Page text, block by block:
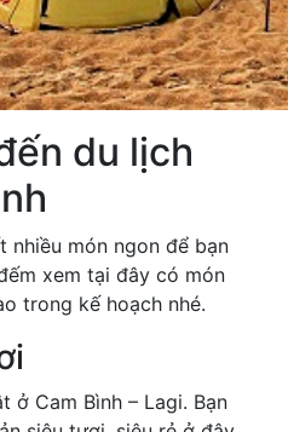
du lịch
nhiều món ngon để bạn
xem tại đây có món
trong kế hoạch nhé.
ở Cam Bình – Lagi. Bạn